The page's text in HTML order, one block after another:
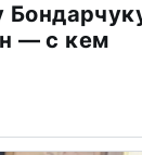
— с кем